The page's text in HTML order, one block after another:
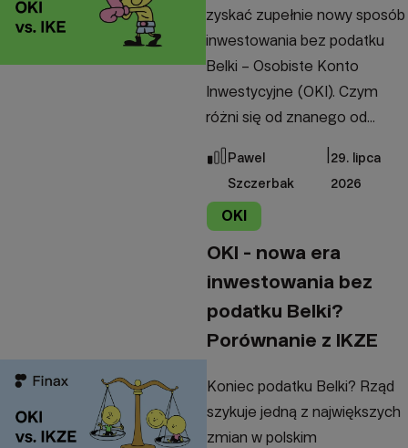
zyskać zupełnie nowy sposób
inwestowania bez podatku
Belki – Osobiste Konto
Inwestycyjne (OKI). Czym
różni się od znanego od...
Pawel
Szczerbak
29. lipca
2026
OKI
OKI - nowa era
inwestowania bez
podatku Belki?
Porównanie z IKZE
Koniec podatku Belki? Rząd
szykuje jedną z największych
zmian w polskim